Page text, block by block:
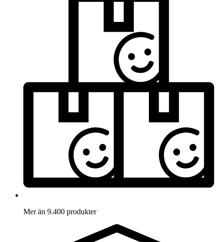
Mer än 9.400 produkter